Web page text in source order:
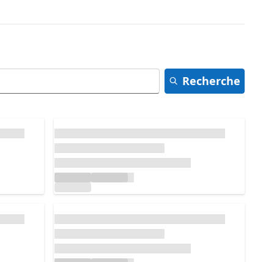
Recherche
Chargement...
Chargement...